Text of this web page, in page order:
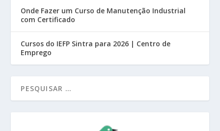
Onde Fazer um Curso de Manutenção Industrial
com Certificado
Cursos do IEFP Sintra para 2026 | Centro de
Emprego